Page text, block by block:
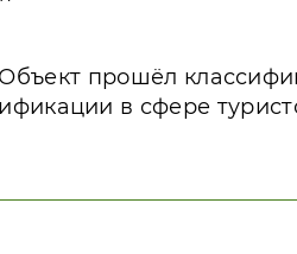
прошёл
в сфере